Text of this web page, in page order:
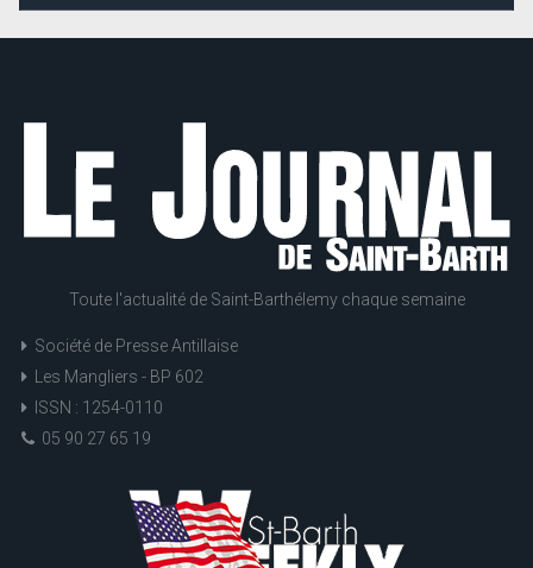
Toute l'actualité de Saint-Barthélemy chaque semaine
Société de Presse Antillaise
Les Mangliers - BP 602
ISSN : 1254-0110
05 90 27 65 19